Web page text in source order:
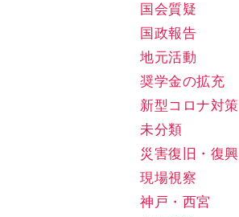
国会質疑
国政報告
地元活動
奨学金の拡充
新型コロナ対策
未分類
災害復旧・復興
現場視察
神戸・西宮